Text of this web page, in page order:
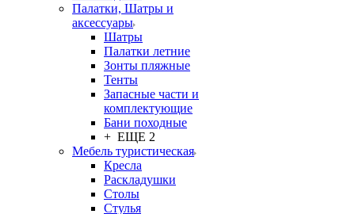
Палатки, Шатры и
аксессуары
Шатры
Палатки летние
Зонты пляжные
Тенты
Запасные части и
комплектующие
Бани походные
+ ЕЩЕ 2
Мебель туристическая
Кресла
Раскладушки
Столы
Стулья